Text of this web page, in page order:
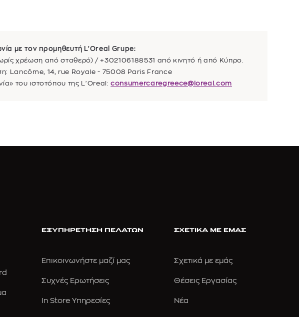
με τον προμηθευτή L'Oreal Grupe:
χρέωση από σταθερό) / +302106188531 από κινητό ή από Κύπρο.
Lancôme, 14, rue Royale - 75008 Paris France
του ιστοτόπου της L'Oreal:consumercaregreece@loreal.com
ΕΞΥΠΗΡΕΤΗΣΗ ΠΕΛΑΤΩΝ
Επικοινωνήστε μαζί μας
Συχνές Ερωτήσεις
In Store Υπηρεσίες
ΣΧΕΤΙΚΑ ΜΕ ΕΜΑΣ
Σχετικά με εμάς
Θέσεις Εργασίας
Νέα